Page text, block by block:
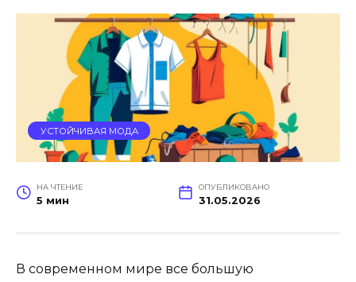
УСТОЙЧИВАЯ МОДА
НА ЧТЕНИЕ
5 мин
ОПУБЛИКОВАНО
31.05.2026
В современном мире все большую